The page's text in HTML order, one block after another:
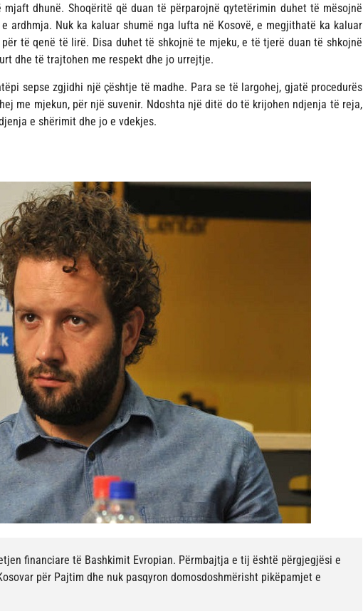
mjaft dhunë. Shoqëritë që duan të përparojnë qytetërimin duhet të mësojnë
ardhmja. Nuk ka kaluar shumë nga lufta në Kosovë, e megjithatë ka kaluar
të qenë të lirë. Disa duhet të shkojnë te mjeku, e të tjerë duan të shkojnë
dhe të trajtohen me respekt dhe jo urrejtje.
sepse zgjidhi një çështje të madhe. Para se të largohej, gjatë procedurës
me mjekun, për një suvenir. Ndoshta një ditë do të krijohen ndjenja të reja,
e shërimit dhe jo e vdekjes.
financiare të Bashkimit Evropian. Përmbajtja e tij është përgjegjësi e
për Pajtim dhe nuk pasqyron domosdoshmërisht pikëpamjet e